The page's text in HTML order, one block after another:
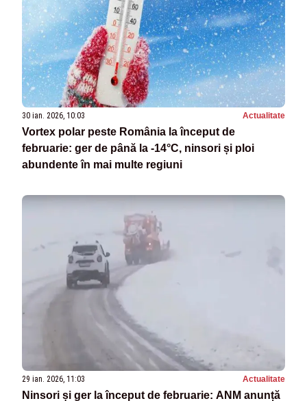
30 ian. 2026, 10:03 Actualitate
Vortex polar peste România la început de
februarie: ger de până la -14°C, ninsori și ploi
abundente în mai multe regiuni
29 ian. 2026, 11:03 Actualitate
Ninsori și ger la început de februarie: ANM anunță